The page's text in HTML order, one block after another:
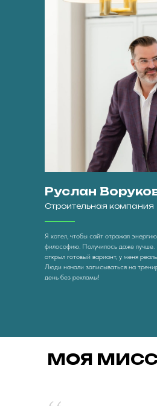
Руслан
Строительная компания
Я хотел, чтобы сайт отражал
философию. Получилось даже лучше.
открыл готовый вариант, у меня
Люди начали записываться на
день без рекламы!
МОЯ